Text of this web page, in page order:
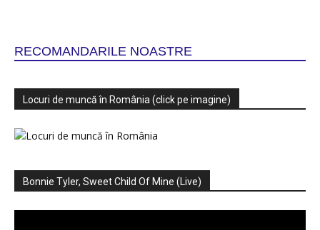
RECOMANDARILE NOASTRE
Locuri de muncă în România (click pe imagine)
Bonnie Tyler, Sweet Child Of Mine (Live)